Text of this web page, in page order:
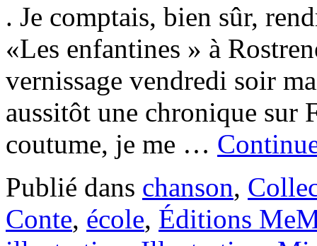
. Je comptais, bien sûr,
«Les enfantines » à
vernissage vendredi soir
aussitôt une chronique sur
coutume, je me …
Publié dans chanson,
Conte, école, Éditions